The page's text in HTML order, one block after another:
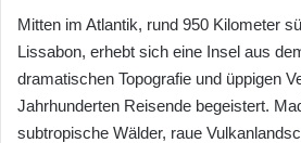
Mitten im Atlantik, rund 950 Kilometer
Lissabon, erhebt sich eine Insel aus
dramatischen Topografie und üppigen
Jahrhunderten Reisende begeistert.
subtropische Wälder, raue